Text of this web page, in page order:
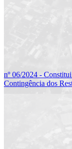
nº 06/2024 -
Contingência dos